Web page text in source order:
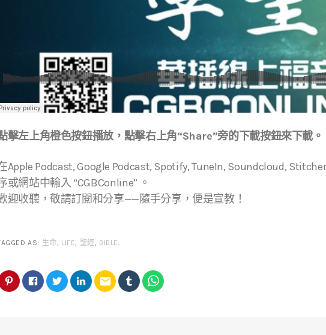
擊左上角橙色按鈕播放，點擊右上角“Share”旁的下載按鈕來下載。
Apple Podcast, Google Podcast, Spotify, TuneIn, Soundcloud,
或網站中輸入 “CGBConline” 。
迎收聽，敬請訂閱和分享——隨手分享，便是宣教！
AS: 生命 LIFE 聖經 BIBLE
email